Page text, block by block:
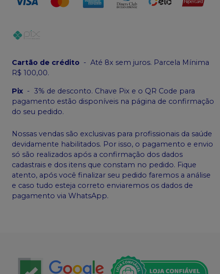
Cartão de crédito - Até 8x sem juros. Parcela Mínima
R$ 100,00.
Pix - 3% de desconto. Chave Pix e o QR Code para
pagamento estão disponíveis na página de confirmação
do seu pedido.
Nossas vendas são exclusivas para profissionais da saúde
devidamente habilitados. Por isso, o pagamento e envio
só são realizados após a confirmação dos dados
cadastrais e dos itens que constam no pedido. Fique
atento, após você finalizar seu pedido faremos a análise
e caso tudo esteja correto enviaremos os dados de
pagamento via WhatsApp.